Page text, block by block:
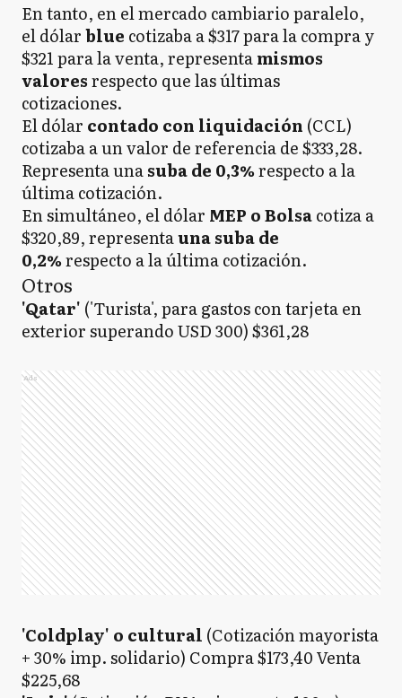
En tanto, en el mercado cambiario paralelo,
el dólarblue cotizaba a $317 para la compra y
$321 para la venta, representamismos
valoresrespecto que las últimas
cotizaciones.
El dólar contado con liquidación (CCL)
cotizaba a un valor de referencia de $333,28.
Representa unasuba de 0,3%respecto a la
última cotización.
En simultáneo, el dólar MEP o Bolsacotiza a
$320,89, representauna suba de
0,2%respecto a la última cotización.
Otros
'Qatar' ('Turista', para gastos con tarjeta en
exterior superando USD 300) $361,28
Ads
'Coldplay' o cultural (Cotización mayorista
+ 30% imp. solidario) Compra $173,40 Venta
$225,68